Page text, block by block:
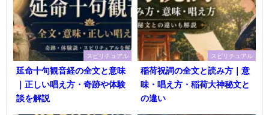
スピリチュアル
延命十句観音経の全文と意味
｜正しい唱え方・奇跡や体験
談を解説
スピリチュアル
稲荷祝詞の全文と読み方｜意
味・唱え方・稲荷大神秘文と
の違い